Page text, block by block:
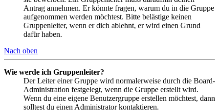
Antrag annehmen. Er könnte fragen, warum du in die Gruppe
aufgenommen werden möchtest. Bitte belästige keinen
Gruppenleiter, wenn er dich ablehnt, er wird einen Grund
dafür haben.
Nach oben
Wie werde ich Gruppenleiter?
Der Leiter einer Gruppe wird normalerweise durch die Board-
Administration festgelegt, wenn die Gruppe erstellt wird.
Wenn du eine eigene Benutzergruppe erstellen möchtest, dann
solltest du einen Administrator kontaktieren.